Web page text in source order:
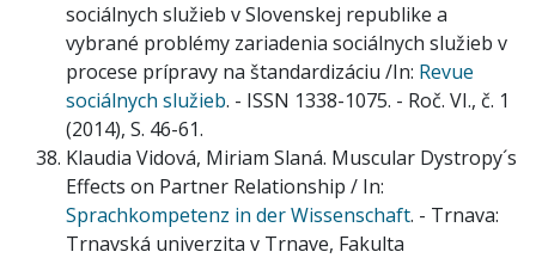
sociálnych služieb v Slovenskej republike a
vybrané problémy zariadenia sociálnych služieb v
procese prípravy na štandardizáciu /In: Revue
sociálnych služieb. - ISSN 1338-1075. - Roč. VI., č. 1
(2014), S. 46-61.
Klaudia Vidová, Miriam Slaná. Muscular Dystropy´s
Effects on Partner Relationship / In:
Sprachkompetenz in der Wissenschaft. - Trnava:
Trnavská univerzita v Trnave, Fakulta